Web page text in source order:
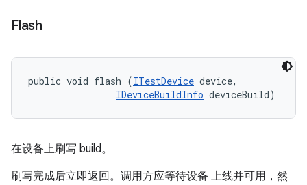
Flash
public void flash (ITestDevice device,
IDeviceBuildInfo deviceBuild)
在设备上刷写 build。
刷写完成后立即返回。调用方应等待设备 上线并可用，然